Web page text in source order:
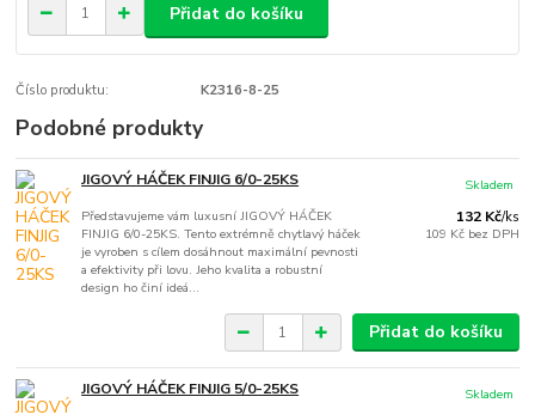
Přidat do košíku
Číslo produktu: K2316-8-25
Podobné produkty
JIGOVÝ HÁČEK FINJIG 6/0-25KS
Představujeme vám luxusní JIGOVÝ HÁČEK
FINJIG 6/0-25KS. Tento extrémně chytlavý háček
je vyroben s cílem dosáhnout maximální pevnosti
a efektivity při lovu. Jeho kvalita a robustní
design ho činí ideá...
132 Kč/ks
109 Kč bez DPH
Skladem
Přidat do košíku
JIGOVÝ HÁČEK FINJIG 5/0-25KS Skladem